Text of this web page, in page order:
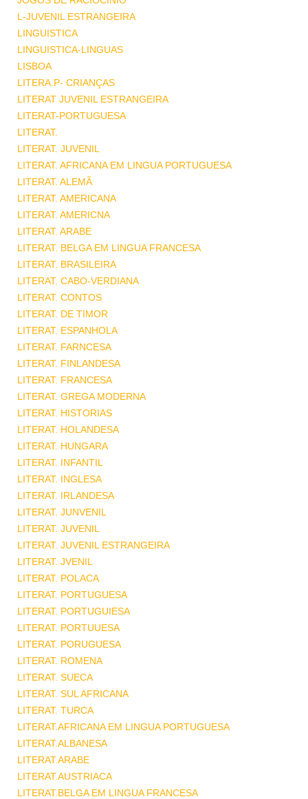
L-JUVENIL ESTRANGEIRA
LINGUISTICA
LINGUISTICA-LINGUAS
LISBOA
LITERA.P- CRIANÇAS
LITERAT JUVENIL ESTRANGEIRA
LITERAT-PORTUGUESA
LITERAT.
LITERAT. JUVENIL
LITERAT. AFRICANA EM LINGUA PORTUGUESA
LITERAT. ALEMÃ
LITERAT. AMERICANA
LITERAT. AMERICNA
LITERAT. ARABE
LITERAT. BELGA EM LINGUA FRANCESA
LITERAT. BRASILEIRA
LITERAT. CABO-VERDIANA
LITERAT. CONTOS
LITERAT. DE TIMOR
LITERAT. ESPANHOLA
LITERAT. FARNCESA
LITERAT. FINLANDESA
LITERAT. FRANCESA
LITERAT. GREGA MODERNA
LITERAT. HISTORIAS
LITERAT. HOLANDESA
LITERAT. HUNGARA
LITERAT. INFANTIL
LITERAT. INGLESA
LITERAT. IRLANDESA
LITERAT. JUNVENIL
LITERAT. JUVENIL
LITERAT. JUVENIL ESTRANGEIRA
LITERAT. JVENIL
LITERAT. POLACA
LITERAT. PORTUGUESA
LITERAT. PORTUGUIESA
LITERAT. PORTUUESA
LITERAT. PORUGUESA
LITERAT. ROMENA
LITERAT. SUECA
LITERAT. SUL AFRICANA
LITERAT. TURCA
LITERAT.AFRICANA EM LINGUA PORTUGUESA
LITERAT.ALBANESA
LITERAT.ARABE
LITERAT.AUSTRIACA
LITERAT.BELGA EM LINGUA FRANCESA